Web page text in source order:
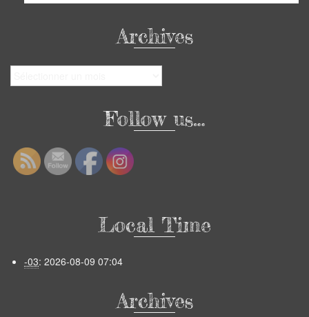
Archives
Follow us…
Local Time
-03: 2026-08-09 07:04
Archives